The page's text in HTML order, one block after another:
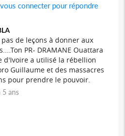
connecter pour répondre
pas de leçons à donner aux
PR- DRAMANE Ouattara
d'Ivoire a utilisé la rébellion
Guillaume et des massacres
pour prendre le pouvoir.
5 ans